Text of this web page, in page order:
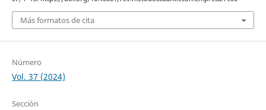
Más formatos de cita
Número
Vol. 37 (2024)
Sección